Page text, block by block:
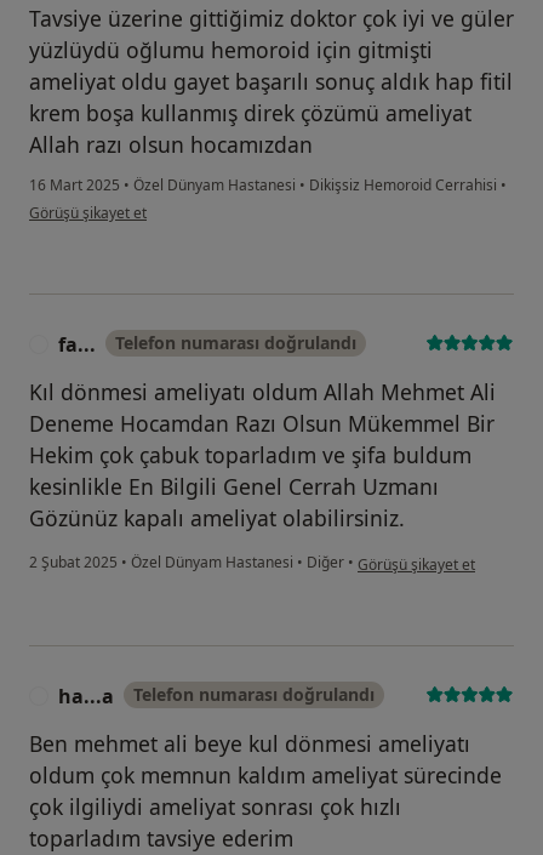
Tavsiye üzerine gittiğimiz doktor çok iyi ve güler
yüzlüydü oğlumu hemoroid için gitmişti
ameliyat oldu gayet başarılı sonuç aldık hap fitil
krem boşa kullanmış direk çözümü ameliyat
Allah razı olsun hocamızdan
16 Mart 2025 • Özel Dünyam Hastanesi • Dikişsiz Hemoroid Cerrahisi •
kullanıcının görüşüne göre on...
Görüşü şikayet et
fa... Telefon numarası doğrulandı
Kıl dönmesi ameliyatı oldum Allah Mehmet Ali
Deneme Hocamdan Razı Olsun Mükemmel Bir
Hekim çok çabuk toparladım ve şifa buldum
kesinlikle En Bilgili Genel Cerrah Uzmanı
Gözünüz kapalı ameliyat olabilirsiniz.
2 Şubat 2025 • Özel Dünyam Hastanesi • Diğer • kullanıcının görüşüne göre
Görüşü şikayet et
ha...a Telefon numarası doğrulandı
Ben mehmet ali beye kul dönmesi ameliyatı
oldum çok memnun kaldım ameliyat sürecinde
çok ilgiliydi ameliyat sonrası çok hızlı
toparladım tavsiye ederim